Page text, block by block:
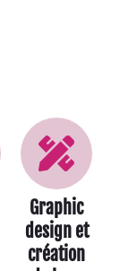
Graphic
design et
création